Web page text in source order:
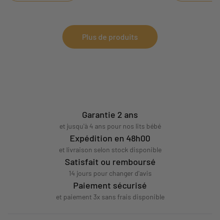
Plus de produits
Garantie 2 ans
et jusqu'à 4 ans pour nos lits bébé
Expédition en 48h00
et livraison selon stock disponible
Satisfait ou remboursé
14 jours pour changer d'avis
Paiement sécurisé
et paiement 3x sans frais disponible